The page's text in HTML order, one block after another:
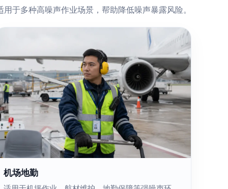
用于多种高噪声作业场景，帮助降低噪声暴露风险。
机场地勤